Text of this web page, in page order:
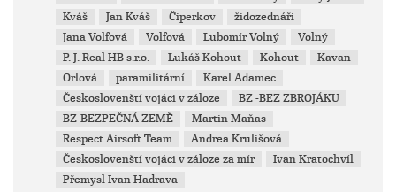
Kváš
Jan Kváš Čiperkov
židozednáři
Jana Volfová
Volfová Lubomír Volný
Volný
P. J. Real HB s.r.o.
Lukáš Kohout Kohout
Kavan
Orlová
paramilitární
Karel Adamec
Českoslovenští vojáci v záloze
BZ -BEZ ZBROJÁKU
BZ-BEZPEČNÁ ZEMĚ
Martin Maňas
Respect Airsoft Team
Andrea Krulišová
Českoslovenští vojáci v záloze za mír
Ivan Kratochvíl
Přemysl Ivan Hadrava